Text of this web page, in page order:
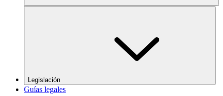
Legislación
Guías legales